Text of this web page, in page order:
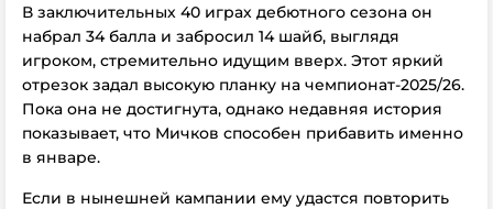
В заключительных 40 играх дебютного сезона он
набрал 34 балла и забросил 14 шайб, выглядя
игроком, стремительно идущим вверх. Этот яркий
отрезок задал высокую планку на чемпионат-2025/26.
Пока она не достигнута, однако недавняя история
показывает, что Мичков способен прибавить именно
в январе.
Если в нынешней кампании ему удастся повторить